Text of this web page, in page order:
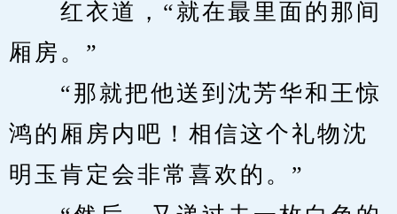
红衣道，“就在最里面的那间
厢房。”
“那就把他送到沈芳华和王惊
鸿的厢房内吧！相信这个礼物沈
明玉肯定会非常喜欢的。”